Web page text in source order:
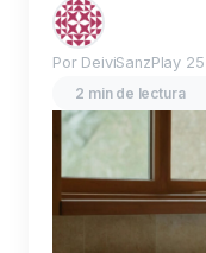
Por DeiviSanzPlay
2 min de lectura